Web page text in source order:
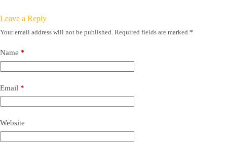
Leave a Reply
Your email address will not be published. Required fields are marked *
Name *
Email *
Website